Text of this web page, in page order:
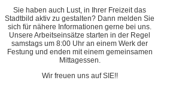
Sie haben auch Lust, in Ihrer Freizeit das
Stadtbild aktiv zu gestalten? Dann melden Sie
sich für nähere Informationen gerne bei uns.
Unsere Arbeitseinsätze starten in der Regel
samstags um 8:00 Uhr an einem Werk der
Festung und enden mit einem gemeinsamen
Mittagessen.
Wir freuen uns auf SIE!!